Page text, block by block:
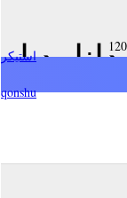
qonshu@
دانلود